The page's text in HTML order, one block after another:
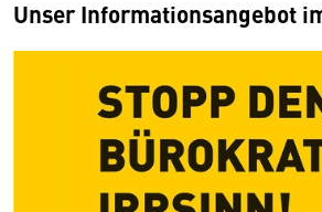
Unser Informationsangebot